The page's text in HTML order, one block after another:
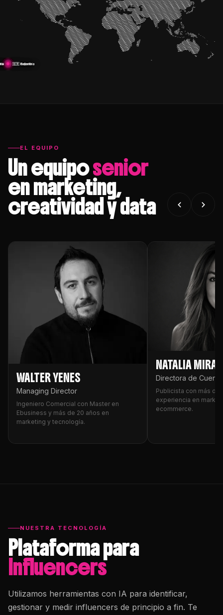
🇦🇷 Argentina
🇧🇷 Brasil
🇨🇴 Colombia
🇮🇹 Italia
EL EQUIPO
Un equiposenior
en marketing,
creatividad y data
WALTER YENES
Managing Director
Ingeniero Comercial con Master en
Ebusiness y más de 20 años en
marketing y tecnología.
NATALIA
Directora de
Publicista con más de
experiencia en
ecommerce.
NUESTRA TECNOLOGÍA
Plataforma para
Influencers
Utilizamos herramientas con IA para identificar,
gestionar y medir influencers de principio a fin. Te